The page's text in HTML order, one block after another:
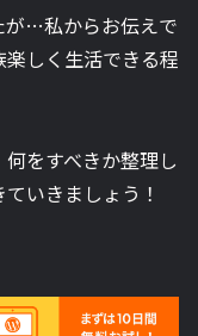
が…私からお伝えで
しく生活できる程
をすべきか整理し
いきましょう！